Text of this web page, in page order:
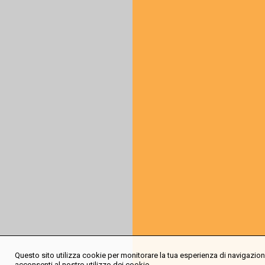
Questo sito utilizza cookie per monitorare la tua esperienza di